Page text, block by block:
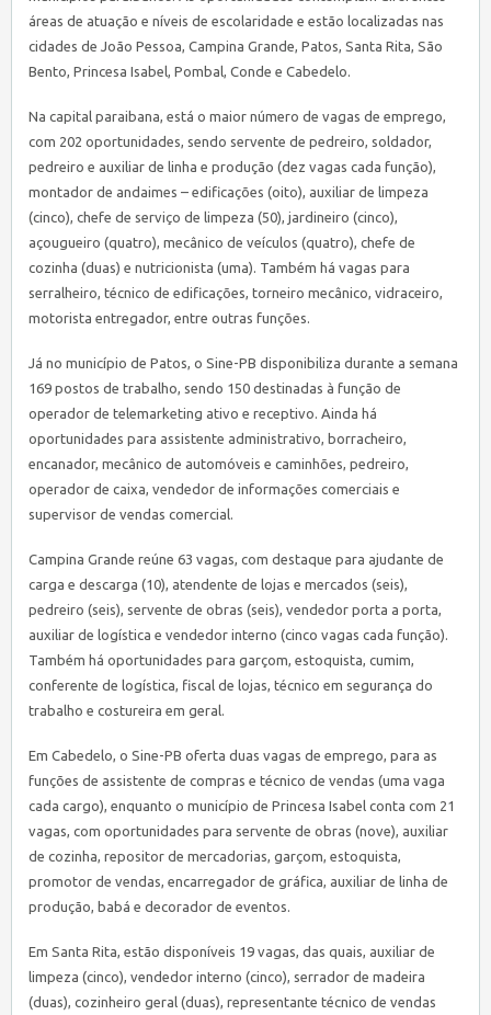
áreas de atuação e níveis de escolaridade e estão localizadas nas
cidades de João Pessoa, Campina Grande, Patos, Santa Rita, São
Bento, Princesa Isabel, Pombal, Conde e Cabedelo.
Na capital paraibana, está o maior número de vagas de emprego,
com 202 oportunidades, sendo servente de pedreiro, soldador,
pedreiro e auxiliar de linha e produção (dez vagas cada função),
montador de andaimes – edificações (oito), auxiliar de limpeza
(cinco), chefe de serviço de limpeza (50), jardineiro (cinco),
açougueiro (quatro), mecânico de veículos (quatro), chefe de
cozinha (duas) e nutricionista (uma). Também há vagas para
serralheiro, técnico de edificações, torneiro mecânico, vidraceiro,
motorista entregador, entre outras funções.
Já no município de Patos, o Sine-PB disponibiliza durante a semana
169 postos de trabalho, sendo 150 destinadas à função de
operador de telemarketing ativo e receptivo. Ainda há
oportunidades para assistente administrativo, borracheiro,
encanador, mecânico de automóveis e caminhões, pedreiro,
operador de caixa, vendedor de informações comerciais e
supervisor de vendas comercial.
Campina Grande reúne 63 vagas, com destaque para ajudante de
carga e descarga (10), atendente de lojas e mercados (seis),
pedreiro (seis), servente de obras (seis), vendedor porta a porta,
auxiliar de logística e vendedor interno (cinco vagas cada função).
Também há oportunidades para garçom, estoquista, cumim,
conferente de logística, fiscal de lojas, técnico em segurança do
trabalho e costureira em geral.
Em Cabedelo, o Sine-PB oferta duas vagas de emprego, para as
funções de assistente de compras e técnico de vendas (uma vaga
cada cargo), enquanto o município de Princesa Isabel conta com 21
vagas, com oportunidades para servente de obras (nove), auxiliar
de cozinha, repositor de mercadorias, garçom, estoquista,
promotor de vendas, encarregador de gráfica, auxiliar de linha de
produção, babá e decorador de eventos.
Em Santa Rita, estão disponíveis 19 vagas, das quais, auxiliar de
limpeza (cinco), vendedor interno (cinco), serrador de madeira
(duas), cozinheiro geral (duas), representante técnico de vendas